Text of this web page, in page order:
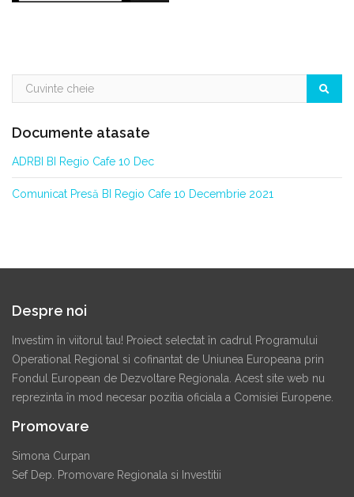
Documente atasate
ADRBI BI Regio Cafe 10 Dec
Comunicat Presă BI Regio Cafe 10 Decembrie 2021
Despre noi
Investim în viitorul tau! Proiect selectat în cadrul Programului
Operational Regional si cofinantat de Uniunea Europeana prin
Fondul European de Dezvoltare Regionala. Acest site web nu
reprezinta în mod necesar pozitia oficiala a Comisiei Europene.
Promovare
Simona Curpan
Sef Dep. Promovare Regionala si Investitii